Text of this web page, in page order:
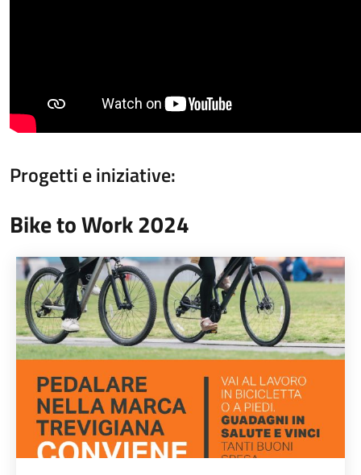
Progetti e iniziative:
Bike to Work 2024